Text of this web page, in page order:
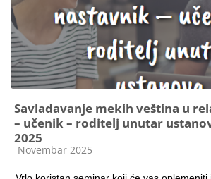
Savladavanje mekih veština u
– učenik – roditelj unutar
2025
Kategorija kursa
Novembar 2025